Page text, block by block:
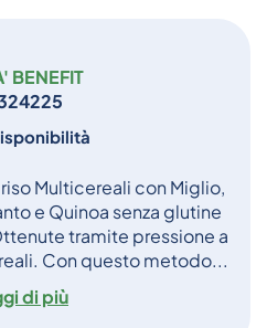
BENEFIT
Multicereali con Miglio,
e Quinoa senza glutine
tramite pressione a
Con questo metodo...
di più